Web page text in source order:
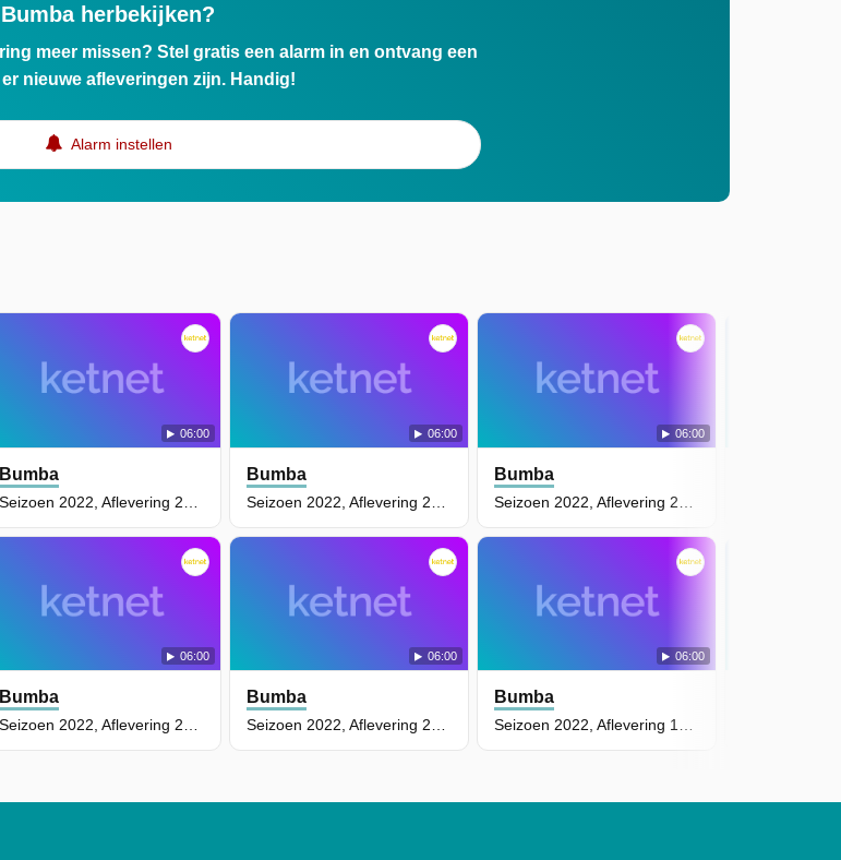
Bumba herbekijken?
meer missen? Stel gratis een alarm in en ontvang een
nieuwe afleveringen zijn. Handig!
Alarm instellen
06:00
Bumba
06:00
Bumba
06:00
Bumba
06:00
Bumba
06:00
Bumba
06:00
Bumba